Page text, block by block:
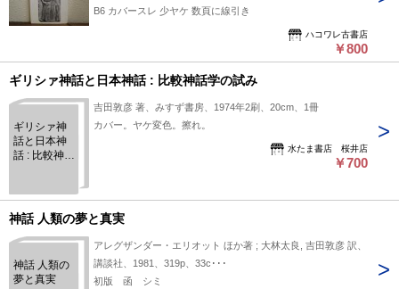
B6 カバースレ 少ヤケ 数頁に線引き
ハコワレ古書店
￥800
ギリシァ神話と日本神話 : 比較神話学の試み
ギリシァ神
話と日本神
話 : 比較神話
吉田敦彦 著、みすず書房、1974年2刷、20cm、1冊
カバー。ヤケ変色。擦れ。
水たま書店 桜井店
￥700
神話 人類の夢と真実
神話 人類の
夢と真実
アレグザンダー・エリオット ほか著 ; 大林太良, 吉田敦彦 訳、
講談社、1981、319p、33c･･･
初版 函 シミ